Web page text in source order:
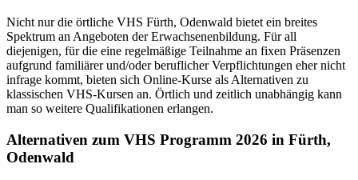
Nicht nur die örtliche VHS Fürth, Odenwald bietet ein breites
Spektrum an Angeboten der Erwachsenenbildung. Für all
diejenigen, für die eine regelmäßige Teilnahme an fixen Präsenzen
aufgrund familiärer und/oder beruflicher Verpflichtungen eher nicht
infrage kommt, bieten sich Online-Kurse als Alternativen zu
klassischen VHS-Kursen an. Örtlich und zeitlich unabhängig kann
man so weitere Qualifikationen erlangen.
Alternativen zum VHS Programm 2026 in Fürth,
Odenwald